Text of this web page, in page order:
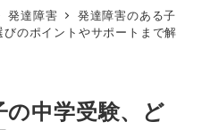
発達障害
発達障害のある子
のポイントやサポートまで解
中学受験、ど